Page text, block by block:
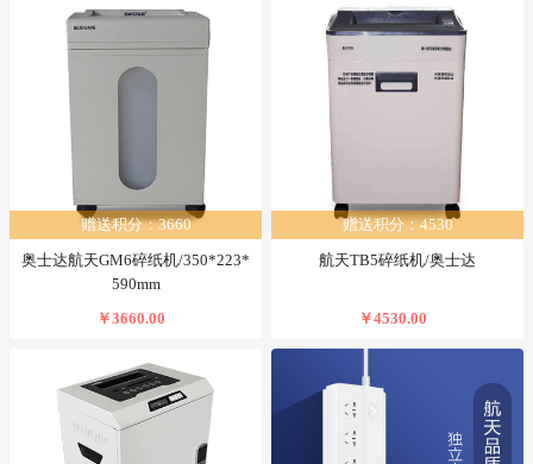
赠送积分：3660
奥士达航天GM6碎纸机/350*223*
590mm
￥3660.00
赠送积分：4530
航天TB5碎纸机/奥士达
￥4530.00